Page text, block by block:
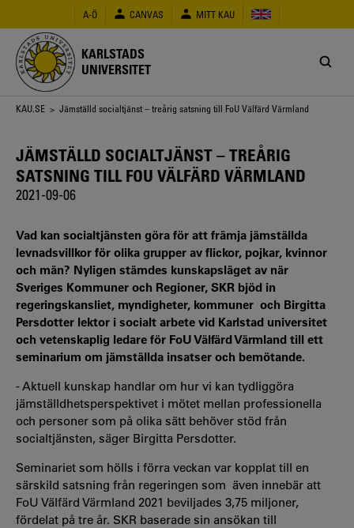
huvudinnehåll
A-Ö CANVAS MITT KAU
KARLSTADS
UNIVERSITET
Länkstig
KAU.SE > Jämställd socialtjänst – treårig satsning till FoU Välfärd Värmland
JÄMSTÄLLD SOCIALTJÄNST – TREÅRIG
SATSNING TILL FOU VÄLFÄRD VÄRMLAND
2021-09-06
Vad kan socialtjänsten göra för att främja jämställda
levnadsvillkor för olika grupper av flickor, pojkar, kvinnor
och män? Nyligen stämdes kunskapsläget av när
Sveriges Kommuner och Regioner, SKR bjöd in
regeringskansliet, myndigheter, kommuner och Birgitta
Persdotter lektor i socialt arbete vid Karlstad universitet
och vetenskaplig ledare för FoU Välfärd Värmland till ett
seminarium om jämställda insatser och bemötande.
-Aktuell kunskap handlar om hur vi kan tydliggöra
jämställdhetsperspektivet i mötet mellan professionella
och personer som på olika sätt behöver stöd från
socialtjänsten, säger Birgitta Persdotter.
Seminariet som hölls i förra veckan var kopplat till en
särskild satsning från regeringen som även innebär att
FoU Välfärd Värmland 2021 beviljades 3,75 miljoner,
fördelat på tre år. SKR baserade sin ansökan till